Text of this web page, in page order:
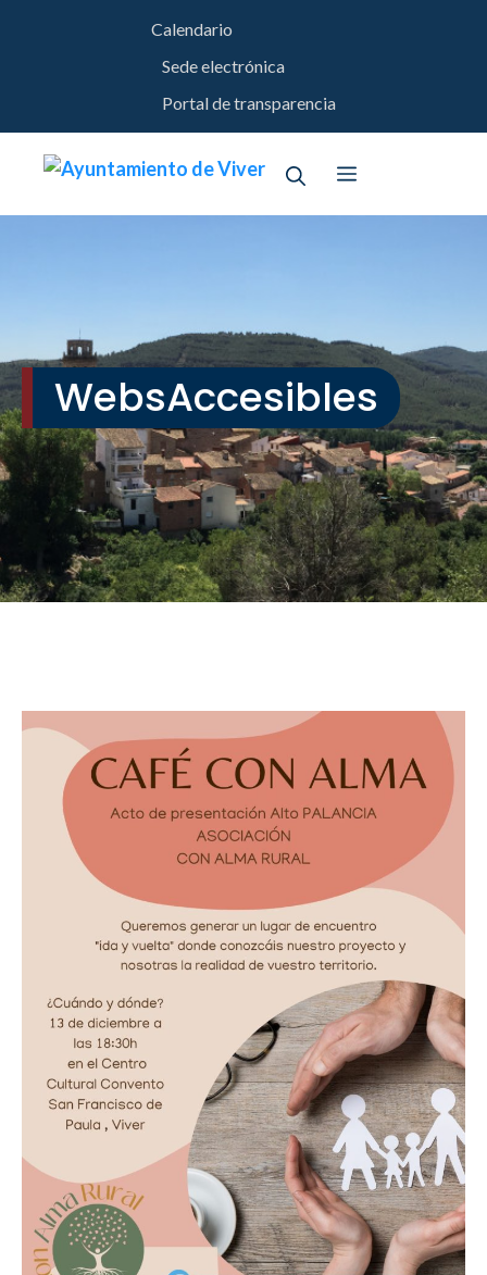
Calendario
Sede electrónica
Portal de transparencia
Menú
WebsAccesibles